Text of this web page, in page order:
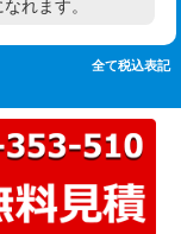
円~
円
円
地調査
円
円
円
れます。
全て税込表記